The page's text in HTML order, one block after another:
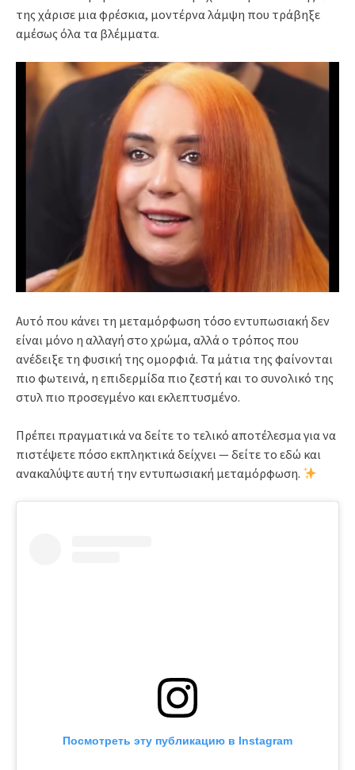
της χάρισε μια φρέσκια, μοντέρνα λάμψη που τράβηξε
αμέσως όλα τα βλέμματα.
Αυτό που κάνει τη μεταμόρφωση τόσο εντυπωσιακή δεν
είναι μόνο η αλλαγή στο χρώμα, αλλά ο τρόπος που
ανέδειξε τη φυσική της ομορφιά. Τα μάτια της φαίνονται
πιο φωτεινά, η επιδερμίδα πιο ζεστή και το συνολικό της
στυλ πιο προσεγμένο και εκλεπτυσμένο.
Πρέπει πραγματικά να δείτε το τελικό αποτέλεσμα για να
πιστέψετε πόσο εκπληκτικά δείχνει — δείτε το εδώ και
ανακαλύψτε αυτή την εντυπωσιακή μεταμόρφωση.
Посмотреть эту публикацию в Instagram